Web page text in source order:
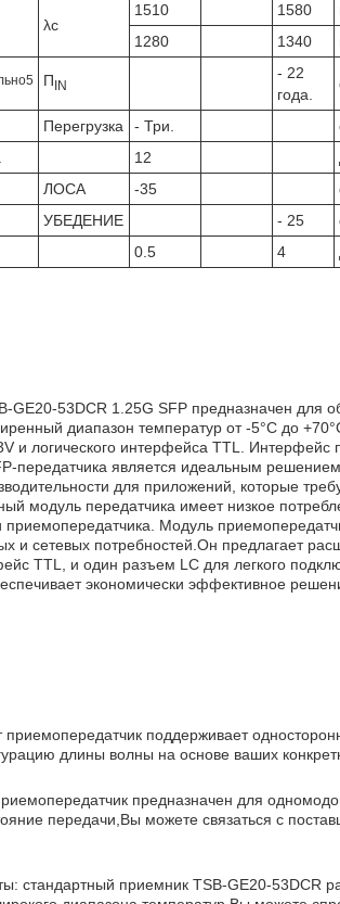
λc
1510 1580
1280
1340
5 ПIN
- 22
года.
Перегрузка - Три.
12
ЛОСА -35
УБЕДЕНИЕ - 25
0.5 4
GE20-53DCR 1.25G SFP предназначен для
диапазон температур от -5°C до
и логического интерфейса TTL. Интерфейс
передатчика является идеальным
для приложений, которые
модуль передатчика имеет низкое
Модуль
и сетевых потребностей.Он предлагает
TTL, и один разъем LC для легкого
экономически эффективное
приемопередатчик поддерживает
длины волны на основе ваших
предназначен для
передачи,Вы можете связаться с
стандартный приемник TSB-GE20-53DCR